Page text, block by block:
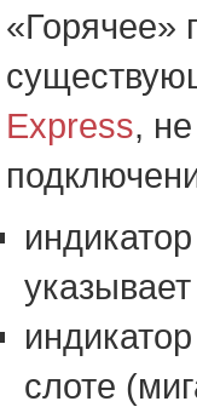
«Горячее»
Express,
слоте